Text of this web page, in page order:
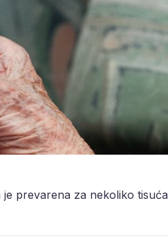
prevarena za nekoliko tisuća